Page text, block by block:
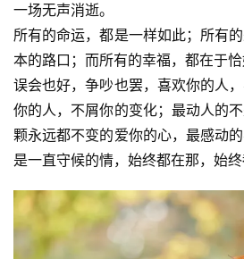
一场无声消逝。
所有的命运，都是一样如此；所有
本的路口；而所有的幸福，都在于
误会也好，争吵也罢，喜欢你的人
你的人，不屑你的变化；最动人的
颗永远都不变的爱你的心，最感动
是一直守候的情，始终都在那，始终